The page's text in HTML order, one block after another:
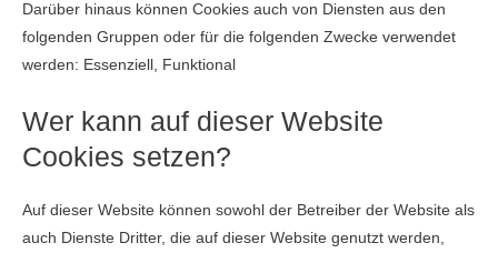
Darüber hinaus können Cookies auch von Diensten aus den
folgenden Gruppen oder für die folgenden Zwecke verwendet
werden: Essenziell, Funktional
Wer kann auf dieser Website
Cookies setzen?
Auf dieser Website können sowohl der Betreiber der Website als
auch Dienste Dritter, die auf dieser Website genutzt werden,